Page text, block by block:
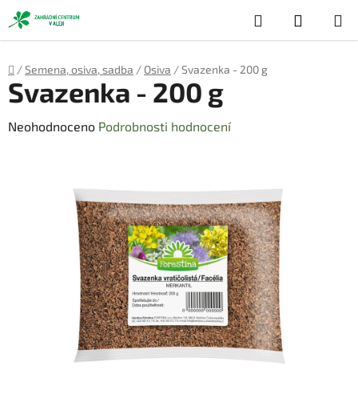
Přejít
na
obsah
Hledat
KOŠÍK
Domů
/Semena, osiva, sadba / Osiva /Svazenka - 200 g
Svazenka - 200 g
Průměrné
Neohodnoceno Podrobnosti hodnocení